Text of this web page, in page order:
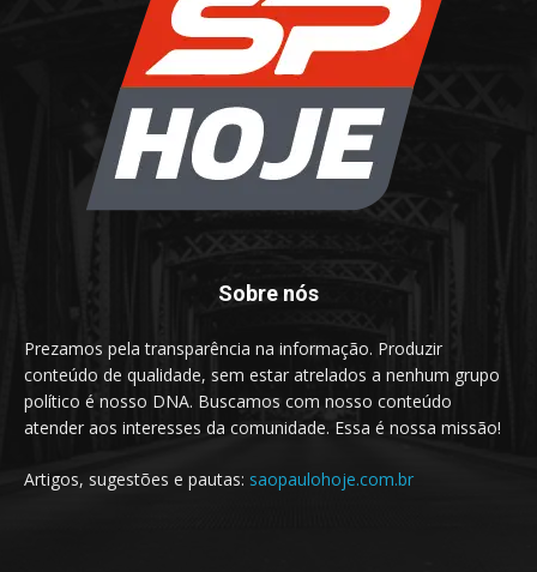
Sobre nós
Prezamos pela transparência na informação. Produzir
conteúdo de qualidade, sem estar atrelados a nenhum grupo
político é nosso DNA. Buscamos com nosso conteúdo
atender aos interesses da comunidade. Essa é nossa missão!
Artigos, sugestões e pautas: saopaulohoje.com.br